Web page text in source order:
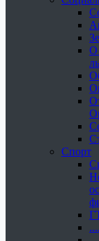
О
Спорт